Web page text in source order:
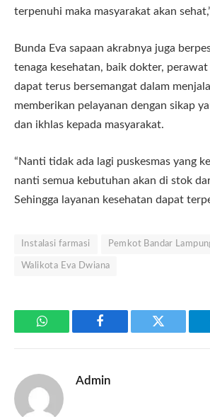
terpenuhi maka masyarakat akan
Bunda Eva sapaan akrabnya juga
tenaga kesehatan, baik dokter,
dapat terus bersemangat dalam
memberikan pelayanan dengan sikap
dan ikhlas kepada masyarakat.
“Nanti tidak ada lagi puskesmas yang
nanti semua kebutuhan akan di stok
Sehingga layanan kesehatan dapat
Instalasi farmasi Pemkot Bandar
Walikota Eva Dwiana
WhatsApp Facebook Twitter
Admin